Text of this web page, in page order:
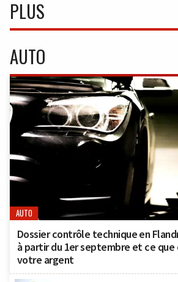
PLUS
AUTO
AUTO
Dossier contrôle technique en
à partir du 1er septembre et ce que
votre argent